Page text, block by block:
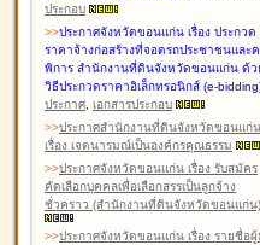
ประกอบ
>>ประกาศจังหวัดขอนแก่น เรื่อง ประกวด
ราคาจ้างก่อสร้างที่จอดรถประชาชนและ
พิการ สำนักงานที่ดินจังหวัดขอนแก่น ด้ว
วิธีประกวดราคาอิเล็กทรอนิกส์ (e-
ประกาศ, เอกสารประกอบ
>>ประกาศสำนักงานที่ดินจังหวัดขอนแก่น
เรื่อง เจตนารมณ์เป็นองค์กรคุณธรรม
>>ประกาศจังหวัดขอนแก่น เรื่อง รับสมัคร
คัดเลือกบุคคลเพื่อเลือกสรรเป็นลูกจ้าง
ชั่วคราว (สำนักงานที่ดินจังหวัดขอนแก่น)
>>ประกาศจังหวัดขอนแก่น เรื่อง รายชื่อผู้